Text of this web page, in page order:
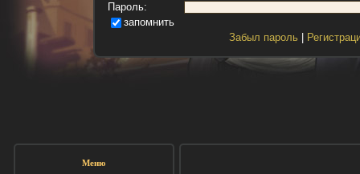
Пароль:
запомнить
Забыл пароль|
Меню